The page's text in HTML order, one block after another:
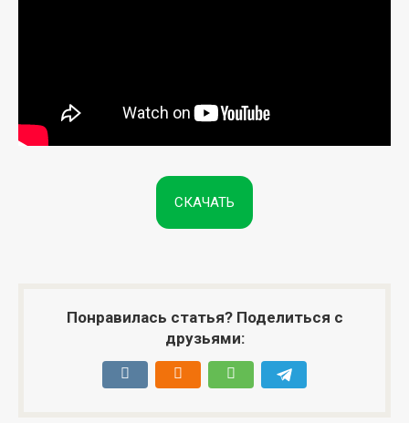
СКАЧАТЬ
Понравилась статья? Поделиться с
друзьями: